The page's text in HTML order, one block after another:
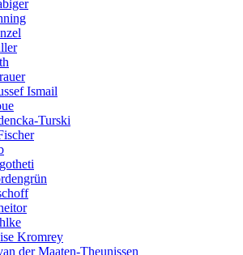
Ismail
Turski
Kromrey
der Maaten-Theunissen